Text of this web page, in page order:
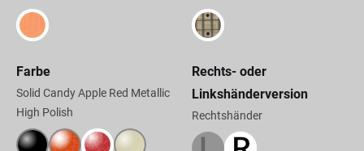
Farbe
Solid Candy Apple Red Metallic
High Polish
Rechts- oder
Linkshänderversion
Rechtshänder